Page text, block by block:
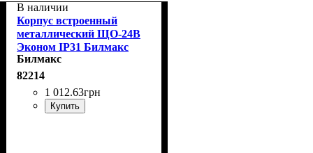
В наличии
Корпус встроенный
металлический ЩО-24В
Эконом IP31 Билмакс
Билмакс
82214
1 012.63грн
Купить